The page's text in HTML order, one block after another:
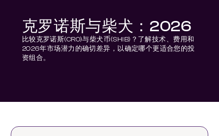
克罗诺斯与柴犬：2026
比较克罗诺斯(CRO)与柴犬币(SHIB)？了解技术、费用和
2026年市场潜力的确切差异，以确定哪个更适合您的投
资组合。